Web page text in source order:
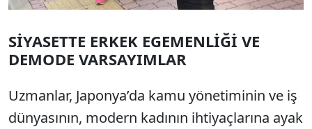
SİYASETTE ERKEK EGEMENLİĞİ VE
DEMODE VARSAYIMLAR
Uzmanlar, Japonya’da kamu yönetiminin ve iş
dünyasının, modern kadının ihtiyaçlarına ayak